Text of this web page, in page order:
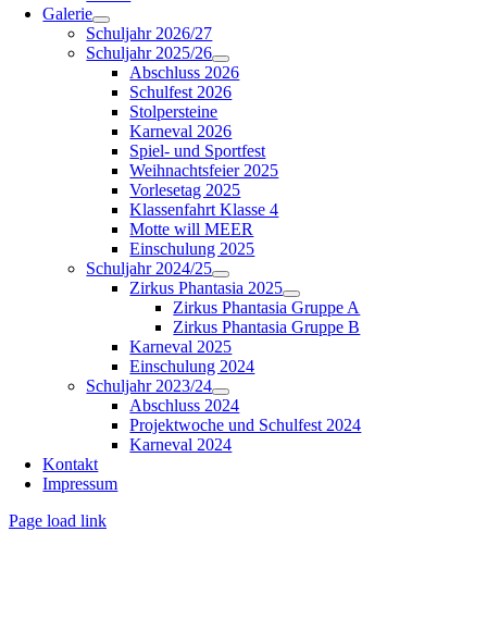
Galerie
Schuljahr 2026/27
Schuljahr 2025/26
Abschluss 2026
Schulfest 2026
Stolpersteine
Karneval 2026
Spiel- und Sportfest
Weihnachtsfeier 2025
Vorlesetag 2025
Klassenfahrt Klasse 4
Motte will MEER
Einschulung 2025
Schuljahr 2024/25
Zirkus Phantasia 2025
Zirkus Phantasia Gruppe A
Zirkus Phantasia Gruppe B
Karneval 2025
Einschulung 2024
Schuljahr 2023/24
Abschluss 2024
Projektwoche und Schulfest 2024
Karneval 2024
Kontakt
Impressum
Page load link